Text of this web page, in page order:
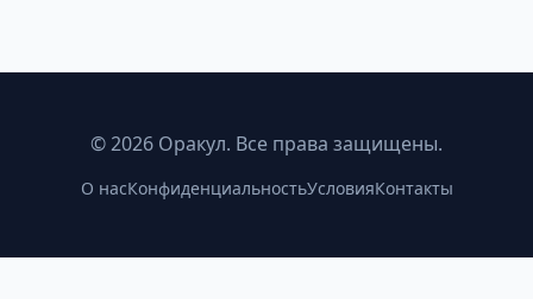
©2026 Оракул. Все права защищены.
О насКонфиденциальностьУсловияКонтакты